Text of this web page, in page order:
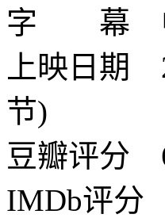
字 幕 中
上映日期
节)
豆瓣评分
IMDb评分